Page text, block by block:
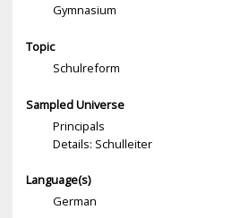
Gymnasium
Topic
Schulreform
Sampled Universe
Principals
Details: Schulleiter
Language(s)
German